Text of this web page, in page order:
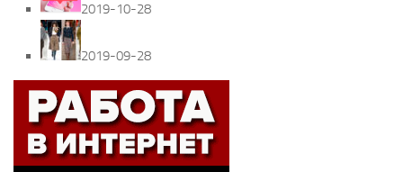
2019-10-28
2019-09-28